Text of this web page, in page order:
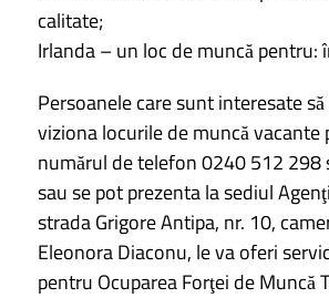
calitate;
Irlanda – un loc de muncă pentru:
Persoanele care sunt interesate
viziona locurile de muncă
numărul de telefon 0240 512 298
sau se pot prezenta la sediul
strada Grigore Antipa, nr. 10,
Eleonora Diaconu, le va oferi
pentru Ocuparea Forţei de Muncă